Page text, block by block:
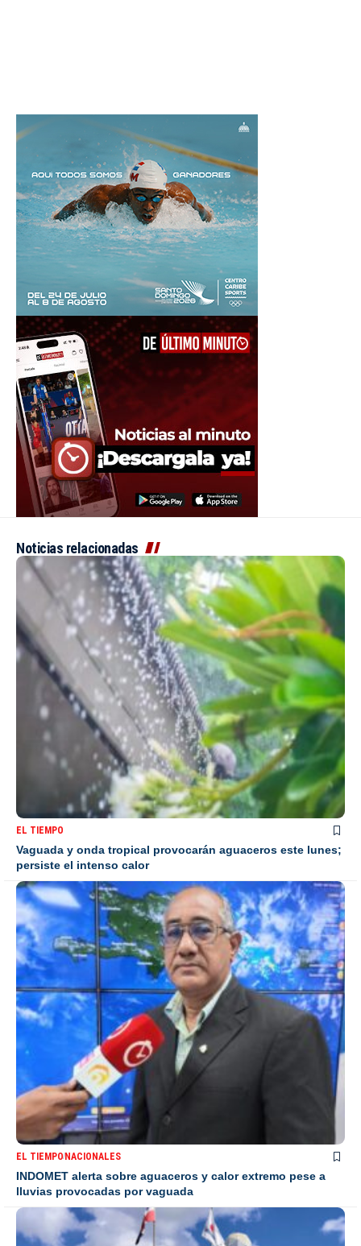
Noticias relacionadas
EL TIEMPO
Vaguada y onda tropical provocarán aguaceros este lunes;
persiste el intenso calor
EL TIEMPONACIONALES
INDOMET alerta sobre aguaceros y calor extremo pese a
lluvias provocadas por vaguada